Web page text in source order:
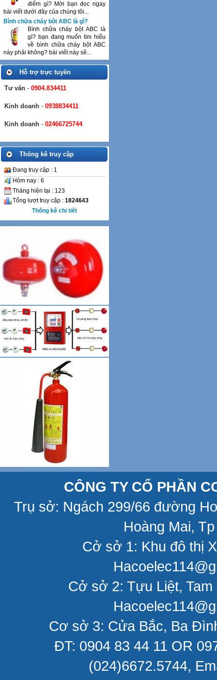
điểm gì? Mời bạn đọc ngay
bài viết dưới đây của chúng tôi...
Bình chữa cháy bột ABC là gì?
Bình chữa cháy bột ABC là
gì? bạn đang muốn tìm hiểu
về bình chữa cháy bột ABC
này phải không? bài viết này sẽ...
Hỗ trợ trực tuyến
Tư vấn - 0904.834411
Kinh doanh - 0938834411
Kinh doanh - 02466725744
Thống kê truy cập
Đang truy cập : 1
Hôm nay : 6
Tháng hiện tại : 123
Tổng lượt truy cập : 1824643
Thống kê chi tiết
CÔNG TY CỔ PHẦN
Trụ sở: Ngách 299/66 đường
Hoàng Mai,
Cở sở 1: Khu đô thị
Cở sở 2: Tựu Liệt,
Cơ sở 3: Cửa Bắc, Ba
ĐT: 0904 83 44 11 OR
(024)6672.5744,